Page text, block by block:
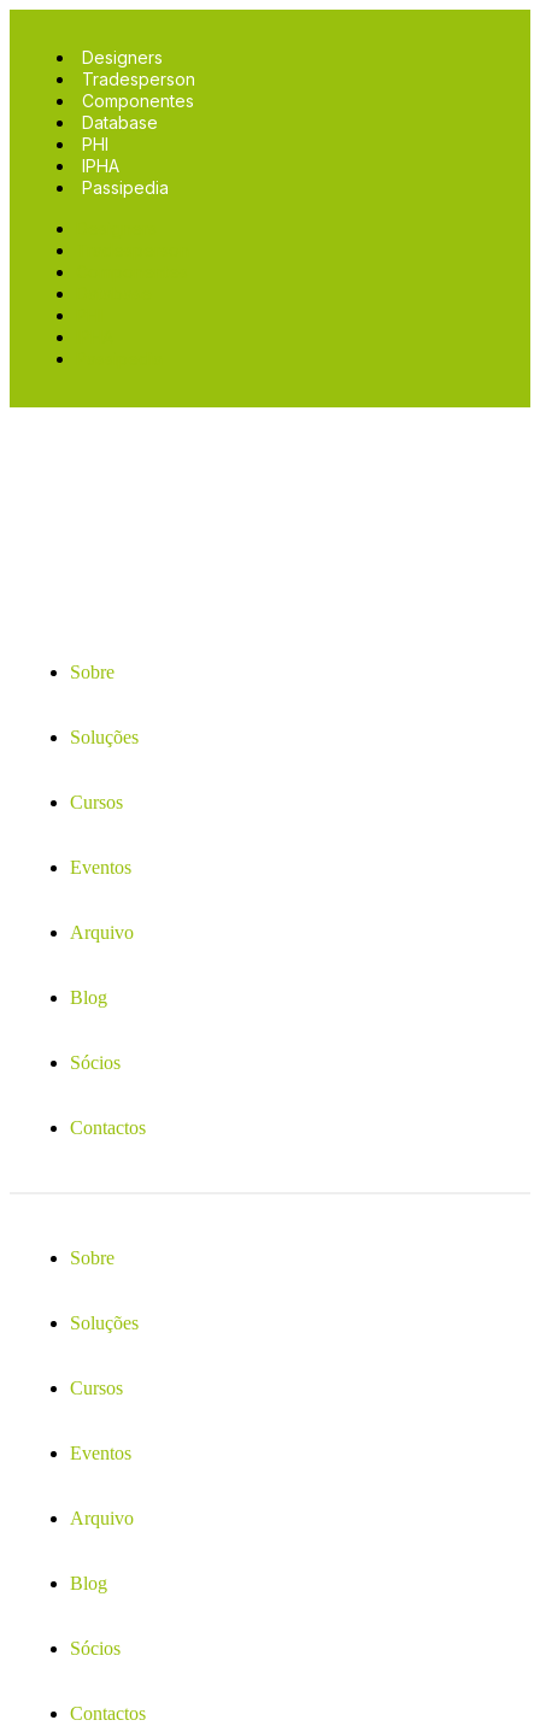
Designers
Tradesperson
Componentes
Database
PHI
IPHA
Passipedia
Sobre
Soluções
Cursos
Eventos
Arquivo
Blog
Sócios
Contactos
Sobre
Soluções
Cursos
Eventos
Arquivo
Blog
Sócios
Contactos